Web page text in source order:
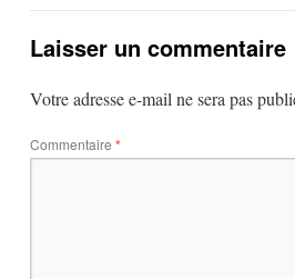
Laisser un commentaire
Votre adresse e-mail ne sera pas
Commentaire *